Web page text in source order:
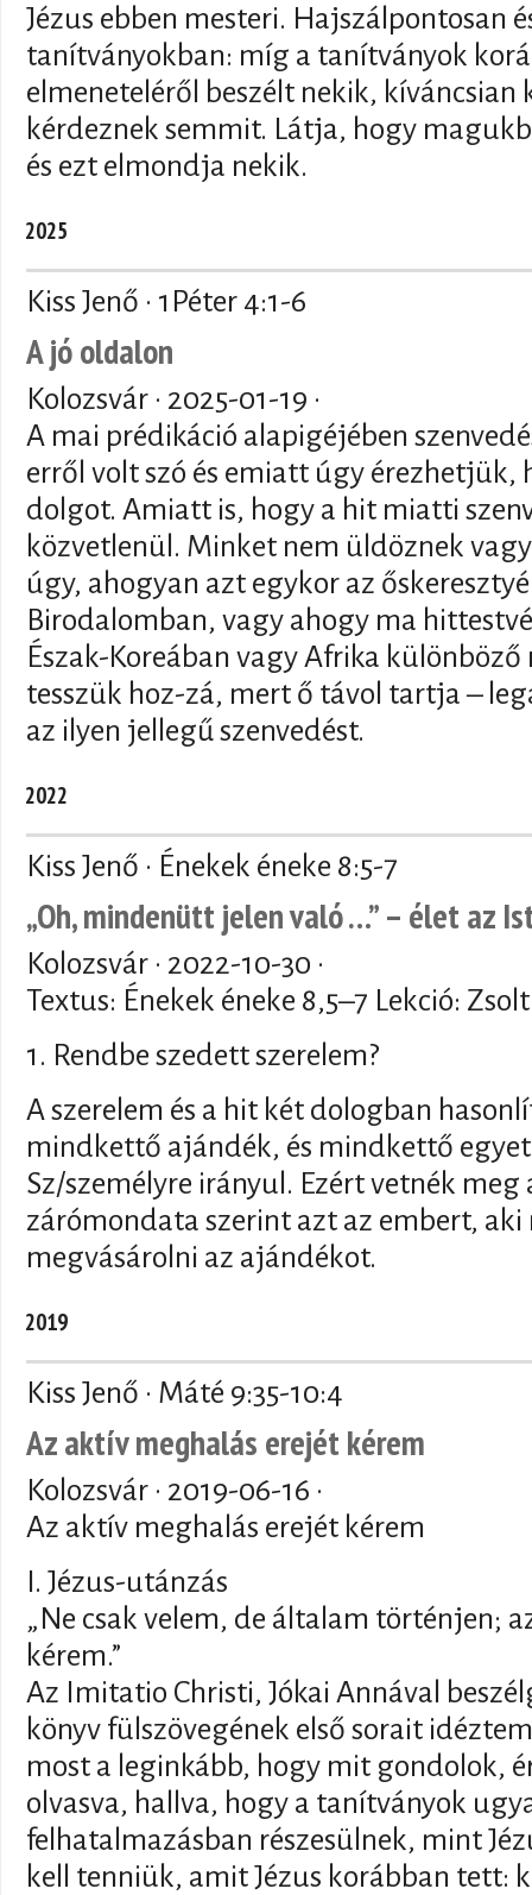
Jézus ebben mesteri. Hajszálpontosan
tanítványokban: míg a tanítványok
elmeneteléről beszélt nekik, kíváncsian
kérdeznek semmit. Látja, hogy
és ezt elmondja nekik.
2025
Kiss Jenő · 1Péter 4:1-6
A jó oldalon
Kolozsvár · 2025-01-19 ·
A mai prédikáció alapigéjében
erről volt szó és emiatt úgy érezhetjük,
dolgot. Amiatt is, hogy a hit miatti
közvetlenül. Minket nem üldöznek
úgy, ahogyan azt egykor az
Birodalomban, vagy ahogy ma
Észak-Koreában vagy Afrika különböző
tesszük hoz-zá, mert ő távol tartja –
az ilyen jellegű szenvedést.
2022
Kiss Jenő · Énekek éneke 8:5-7
„Oh, mindenütt jelen való …” – élet az
Kolozsvár · 2022-10-30 ·
Textus: Énekek éneke 8,5–7 Lekció: Zsolt
1. Rendbe szedett szerelem?
A szerelem és a hit két dologban
mindkettő ajándék, és mindkettő
Sz/személyre irányul. Ezért vetnék meg
zárómondata szerint azt az embert,
megvásárolni az ajándékot.
2019
Kiss Jenő · Máté 9:35-10:4
Az aktív meghalás erejét kérem
Kolozsvár · 2019-06-16 ·
Az aktív meghalás erejét kérem
I. Jézus-utánzás
„Ne csak velem, de általam történjen;
kérem.”
Az Imitatio Christi, Jókai Annával
könyv fülszövegének első sorait
most a leginkább, hogy mit gondolok,
olvasva, hallva, hogy a tanítványok
felhatalmazásban részesülnek, mint
kell tenniük, amit Jézus korábban tett: